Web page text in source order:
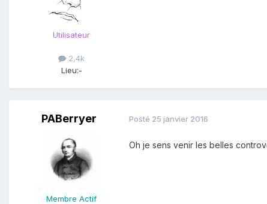
Utilisateur
2,4k
Lieu:-
PABerryer
Membre Actif
Posté 25 janvier 2016
Oh je sens venir les belles